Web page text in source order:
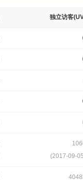
独立访客
(2017-09-05